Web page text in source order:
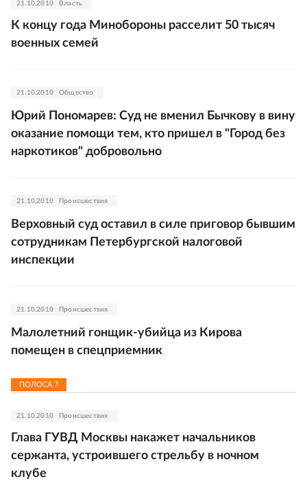
21.10.2010 Власть
К концу года Минобороны расселит 50 тысяч
военных семей
21.10.2010 Общество
Юрий Пономарев: Суд не вменил Бычкову в вину
оказание помощи тем, кто пришел в "Город без
наркотиков" добровольно
21.10.2010 Происшествия
Верховный суд оставил в силе приговор бывшим
сотрудникам Петербургской налоговой
инспекции
21.10.2010 Происшествия
Малолетний гонщик-убийца из Кирова
помещен в спецприемник
ПОЛОСА 7
21.10.2010 Происшествия
Глава ГУВД Москвы накажет начальников
сержанта, устроившего стрельбу в ночном
клубе